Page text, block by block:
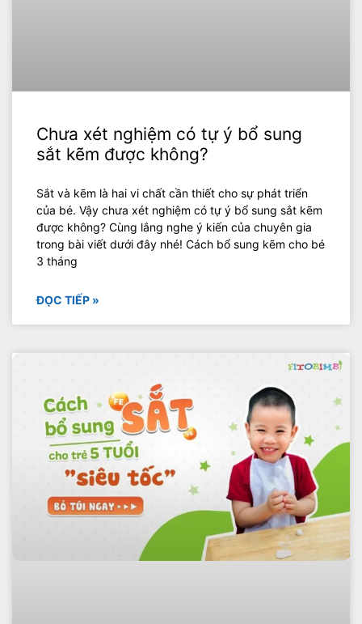
Chưa xét nghiệm có tự ý bổ sung
sắt kẽm được không?
Sắt và kẽm là hai vi chất cần thiết cho sự phát triển
của bé. Vậy chưa xét nghiệm có tự ý bổ sung sắt kẽm
được không? Cùng lắng nghe ý kiến của chuyên gia
trong bài viết dưới đây nhé! Cách bổ sung kẽm cho bé
3 tháng
ĐỌC TIẾP »